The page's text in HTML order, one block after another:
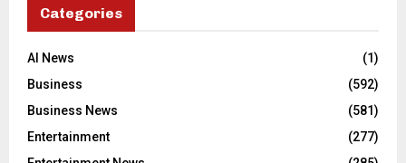
Categories
AI News
(1)
Business
(592)
Business News
(581)
Entertainment
(277)